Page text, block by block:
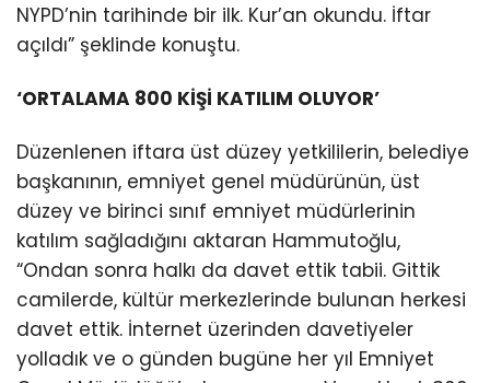
NYPD’nin tarihinde bir ilk. Kur’an okundu. İftar
açıldı” şeklinde konuştu.
‘ORTALAMA 800 KİŞİ KATILIM OLUYOR’
Düzenlenen iftara üst düzey yetkililerin, belediye
başkanının, emniyet genel müdürünün, üst
düzey ve birinci sınıf emniyet müdürlerinin
katılım sağladığını aktaran Hammutoğlu,
“Ondan sonra halkı da davet ettik tabii. Gittik
camilerde, kültür merkezlerinde bulunan herkesi
davet ettik. İnternet üzerinden davetiyeler
yolladık ve o günden bugüne her yıl Emniyet